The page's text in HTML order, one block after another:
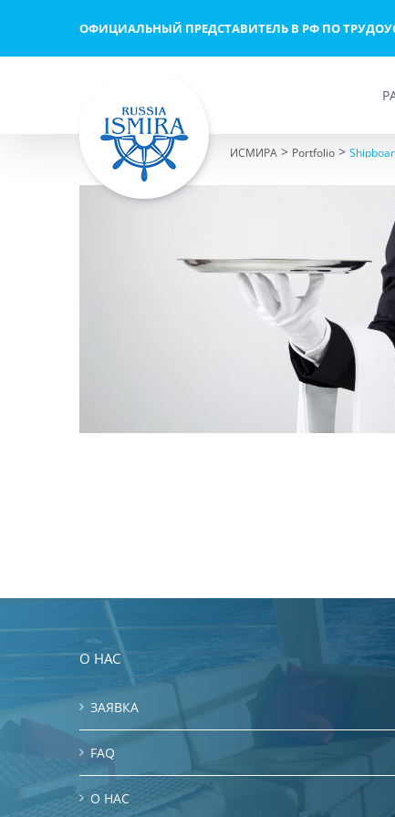
ОФИЦИАЛЬНЫЙ ПРЕДСТАВИТЕЛЬ В РФ ПО
ИСМИРА > Portfolio >
О НАС
ЗАЯВКА
FAQ
O HAC